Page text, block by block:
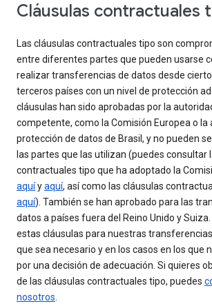
Cláusulas contractuales
Las cláusulas contractuales tipo son
entre diferentes partes que pueden usarse
realizar transferencias de datos desde
terceros países con un nivel de protección
cláusulas han sido aprobadas por la
competente, como la Comisión Europea o la
protección de datos de Brasil, y no pueden
las partes que las utilizan (puedes consultar
contractuales tipo que ha adoptado la
aquíyaquí, así como las cláusulas
aquí). También se han aprobado para las
datos a países fuera del Reino Unido y
estas cláusulas para nuestras
que sea necesario y en los casos en los que
por una decisión de adecuación. Si quieres
de las cláusulas contractuales tipo, puedes
nosotros.